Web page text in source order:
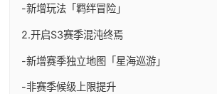
-新增玩法「羁绊冒险」
2.开启S3赛季混沌终焉
-新增赛季独立地图「星海巡游」
-非赛季候级上限提升